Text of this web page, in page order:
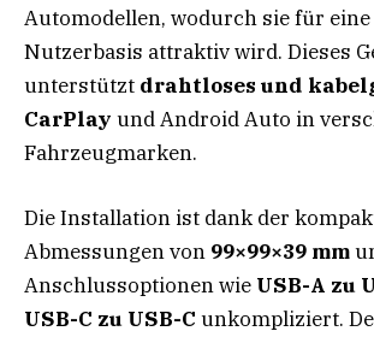
Automodellen, wodurch sie für
Nutzerbasis attraktiv wird. Dieses
unterstützt drahtloses und
CarPlay und Android Auto in
Fahrzeugmarken.
Die Installation ist dank der
Abmessungen von 99×99×39 mm
Anschlussoptionen wie USB-A zu
USB-C zu USB-C unkompliziert.